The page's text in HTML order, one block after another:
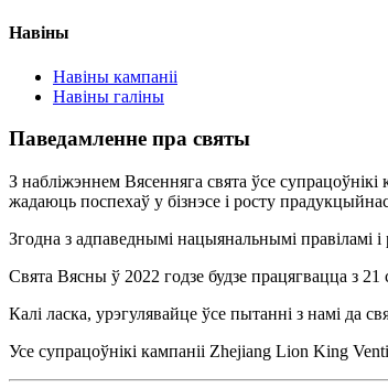
Навіны
Навіны кампаніі
Навіны галіны
Паведамленне пра святы
З набліжэннем Вясенняга свята ўсе
жадаюць поспехаў у бізнэсе і росту
Згодна з адпаведнымі нацыянальнымі правіламі
Свята Вясны ў 2022 годзе будзе працягвацца з
Калі ласка, урэгулявайце ўсе пытанні з намі да
Усе супрацоўнікі кампаніі Zhejiang Lion King